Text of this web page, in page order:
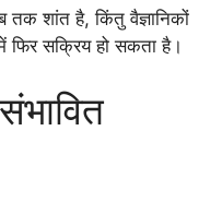
शांत है, किंतु वैज्ञानिकों
फिर सक्रिय हो सकता है।